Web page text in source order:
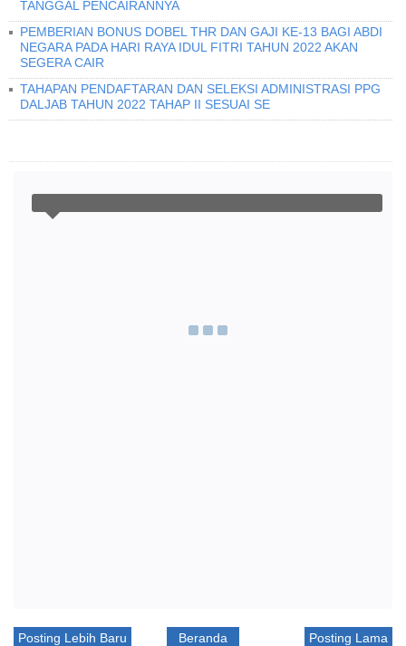
TANGGAL PENCAIRANNYA
PEMBERIAN BONUS DOBEL THR DAN GAJI KE-13 BAGI ABDI
NEGARA PADA HARI RAYA IDUL FITRI TAHUN 2022 AKAN
SEGERA CAIR
TAHAPAN PENDAFTARAN DAN SELEKSI ADMINISTRASI PPG
DALJAB TAHUN 2022 TAHAP II SESUAI SE
Posting Lebih Baru Posting Lama
Beranda